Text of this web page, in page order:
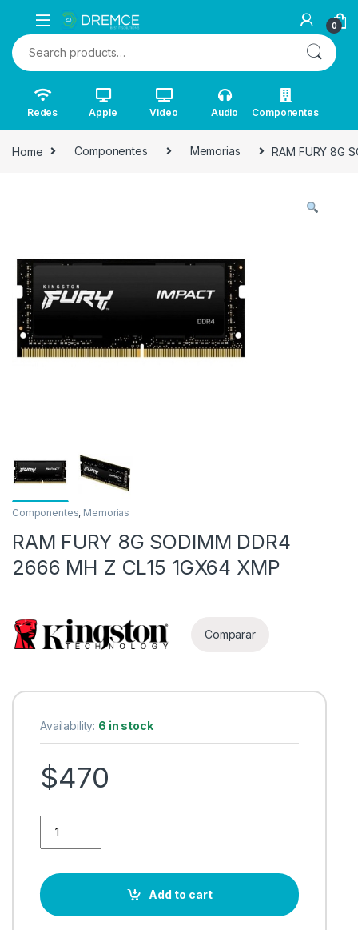
0
Search for:
Redes Apple Video Audio Componentes
Home Componentes Memorias RAM FURY 8G
Componentes, Memorias
RAM FURY 8G SODIMM DDR4
2666 MH Z CL15 1GX64 XMP
Comparar
Availability: 6 in stock
$470
Add to cart